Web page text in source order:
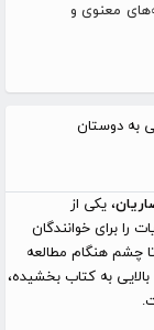
معنوی و
به دوستان
، یکی از
برای خوانندگان
چشم هنگام مطالعه
بالایی به کتاب بخشیده،